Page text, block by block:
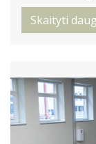
Skaityti